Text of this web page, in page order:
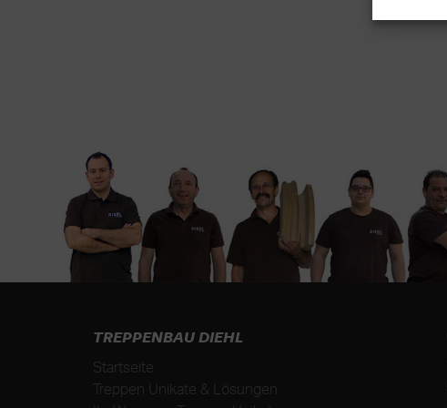
TREPPENBAU DIEHL
Startseite
Treppen Unikate & Lösungen